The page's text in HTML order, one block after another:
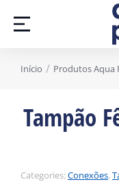
Você está aqui:
Início Produtos Aqua
Tampão
Categories:Conexões,